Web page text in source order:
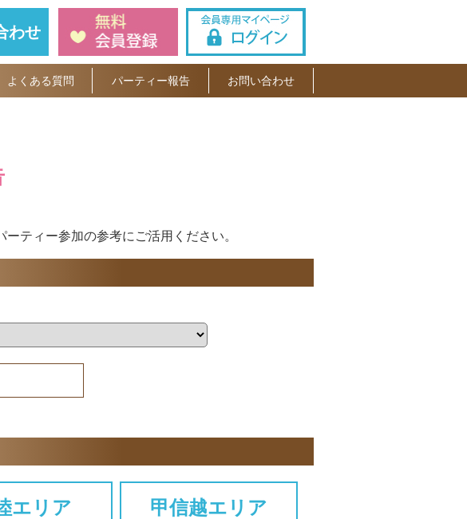
わせ
よくある質問 パーティー報告 お問い合わせ
ティー参加の参考にご活用ください。
エリア 甲信越エリア